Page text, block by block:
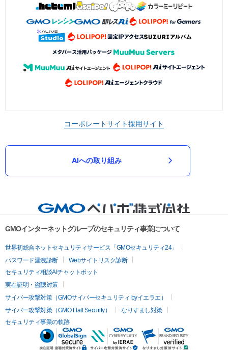
コーポレートサイト採用サイト
AIへの取り組み
GMOインターネットグループのセキュリティ事業について
世界初総合ネットセキュリティサービス「GMOセキュリティ24」
パスワード漏洩診断
Webサイトリスク診断
セキュリティ相談AIチャットボット
実在証明・盗聴対策
サイバー攻撃対策（GMOサイバーセキュリティ byイエラエ）
サイバー攻撃対策（GMO Flatt Security）
なりすまし対策
セキュリティ事業の軌跡